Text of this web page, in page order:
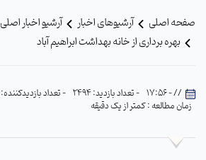
صفحه اصلی آرشیوهای اخبار
آرشیو اخبار اصلی
بهره برداری از خانه بهداشت ابراهیم آباد
// - 17:56 - تعداد بازدید: 2494
- تعداد بازدیدکننده: 639
زمان مطالعه : کمتر از یک دقیقه